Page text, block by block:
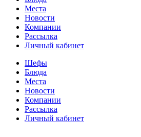
Места
Новости
Компании
Рассылка
Личный кабинет
Шефы
Блюда
Места
Новости
Компании
Рассылка
Личный кабинет